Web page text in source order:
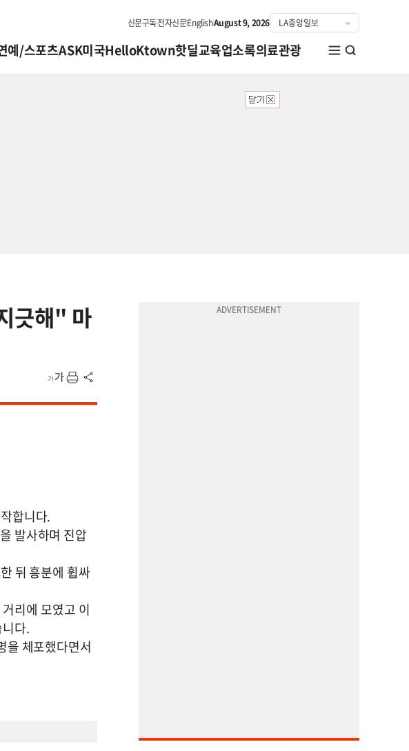
신문구독전자신문EnglishAugust 9, 2026
예/스포츠ASK미국HelloKtown핫딜교육업소록의료관광
긋해" 마
합니다.
발사하며 진압
뒤 흥분에 휩싸
리에 모였고 이
다.
을 체포했다면서